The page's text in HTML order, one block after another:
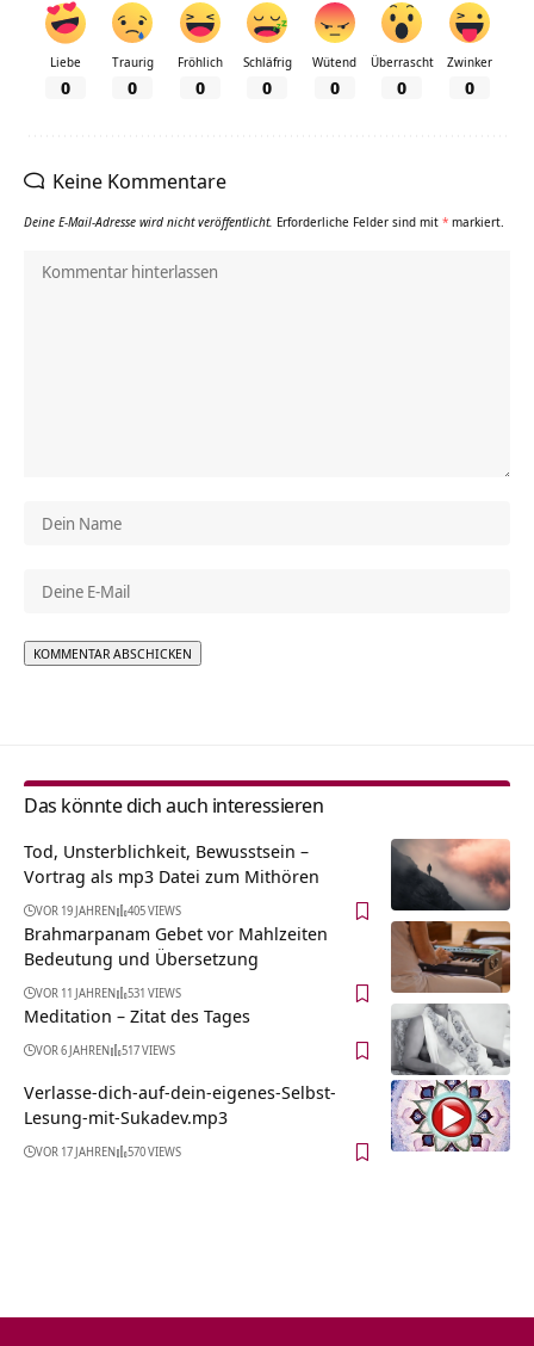
Liebe
0
Traurig
0
Fröhlich
0
Schläfrig
0
Wütend
0
Überrascht
0
Zwinker
0
Keine Kommentare
Deine E-Mail-Adresse wird nicht veröffentlicht. Erforderliche Felder sind mit * markiert.
Das könnte dich auch interessieren
Tod, Unsterblichkeit, Bewusstsein –
Vortrag als mp3 Datei zum Mithören
VOR 19 JAHREN 405 VIEWS
Brahmarpanam Gebet vor Mahlzeiten
Bedeutung und Übersetzung
VOR 11 JAHREN 531 VIEWS
Meditation – Zitat des Tages
VOR 6 JAHREN 517 VIEWS
Verlasse-dich-auf-dein-eigenes-Selbst-
Lesung-mit-Sukadev.mp3
VOR 17 JAHREN 570 VIEWS